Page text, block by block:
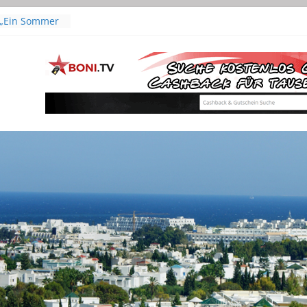
Sommer
| Mit
Bouzid